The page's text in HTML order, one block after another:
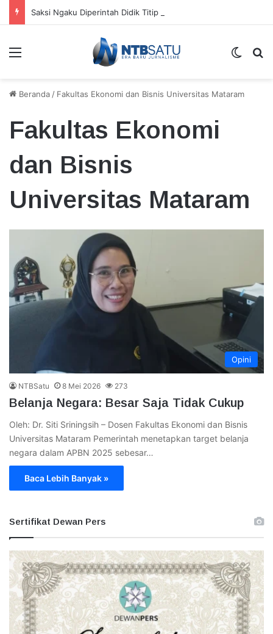
Menu
Beranda / Fakultas Ekonomi dan Bisnis Universitas Mataram
Fakultas Ekonomi
dan Bisnis
Universitas Mataram
Opini
NTBSatu 8 Mei 2026 273
Belanja Negara: Besar Saja Tidak Cukup
Oleh: Dr. Siti Sriningsih – Dosen Fakultas Ekonomi dan Bisnis
Universitas Mataram Pemerintah menetapkan target belanja
negara dalam APBN 2025 sebesar…
Baca Lebih Banyak »
Sertifikat Dewan Pers